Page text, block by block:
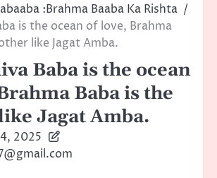
:Brahma Baaba Ka Rishta
is the ocean of love, Brahma
like Jagat Amba.
Baba is the ocean
Baba is the
Jagat Amba.
2025